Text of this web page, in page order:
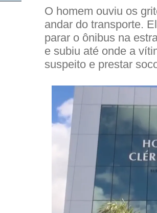
O homem ouviu os
andar do transporte.
parar o ônibus na
e subiu até onde a
suspeito e prestar